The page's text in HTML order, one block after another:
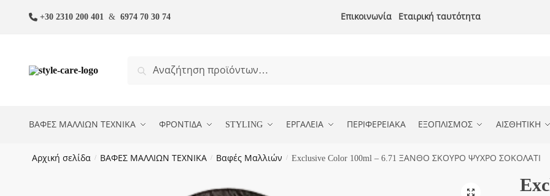
+30 2310 200 401 & 6974 70 30 74 Επικοινωνία Εταιρική ταυτότητα
Αναζήτηση
Αναζήτηση
ΒΑΦΕΣ ΜΑΛΛΙΩΝ ΤΕΧΝΙΚΑ ΦΡΟΝΤΙΔΑ STYLING ΕΡΓΑΛΕΙΑ ΠΕΡΙΦΕΡΕΙΑΚΑ ΕΞΟΠΛΙΣΜΟΣ ΑΙΣΘΗΤΙΚΗ
Αρχική σελίδα / ΒΑΦΕΣ ΜΑΛΛΙΩΝ ΤΕΧΝΙΚΑ / Βαφές Μαλλιών / Exclusive Color 100ml – 6.71 ΞΑΝΘΟ ΣΚΟΥΡΟ ΨΥΧΡΟ ΣΟΚΟΛΑΤΙ